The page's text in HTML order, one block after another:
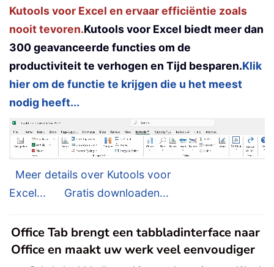
Kutools voor Excel en ervaar efficiëntie zoals
nooit tevoren.Kutools voor Excel biedt meer dan
300 geavanceerde functies om de
productiviteit te verhogen en Tijd besparen.Klik
hier om de functie te krijgen die u het meest
nodig heeft...
Meer details over Kutools voor
Excel...
Gratis downloaden...
Office Tab brengt een tabbladinterface naar
Office en maakt uw werk veel eenvoudiger